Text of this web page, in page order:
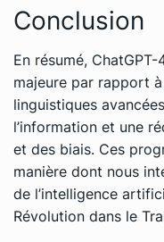
Conclusion
En résumé,
majeure par rapport
linguistiques
l’information et une
et des biais. Ces
manière dont nous
de l’intelligence
Révolution dans le